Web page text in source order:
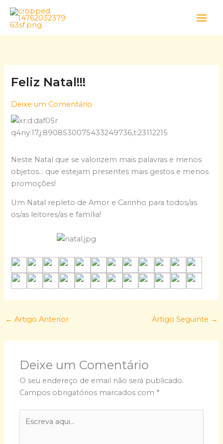
Skip
content
Feliz Natal!!!
Deixe um Comentário
Neste Natal que se valorizem mais palavras e menos
objetos… que estejam presentes mais gestos e menos
promoções!
Um Natal repleto de Amor e Carinho para todos/as
os/as leitores/as e família!
← Artigo Anterior Artigo Seguinte →
Deixe um Comentário
O seu endereço de email não será publicado.
Campos obrigatórios marcados com *
aqui...